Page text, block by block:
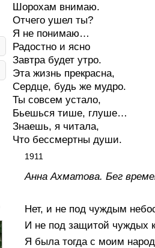
Шорохам внимаю.
Отчего ушел ты?
Я не понимаю…
Радостно и ясно
Завтра будет утро.
Эта жизнь прекрасна,
Сердце, будь же мудро.
Ты совсем устало,
Бьешься тише, глуше…
Знаешь, я читала,
Что бессмертны души.
1911
Анна Ахматова. Бег
Нет, и не под чуждым
И не под защитой чуждых
Я была тогда с моим